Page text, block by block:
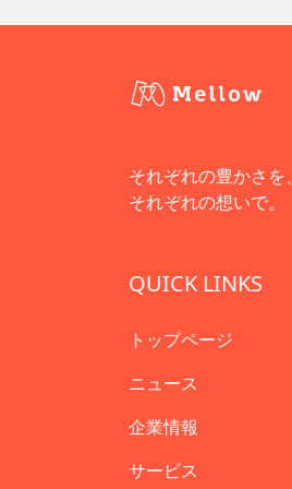
それぞれの豊かさを、
それぞれの想いで。
QUICK LINKS
トップページ
ニュース
企業情報
サービス